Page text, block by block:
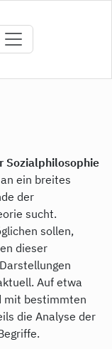
Sozialphilosophie
ein breites
der
sucht.
sollen,
dieser
Auf etwa
mit bestimmten
die Analyse der